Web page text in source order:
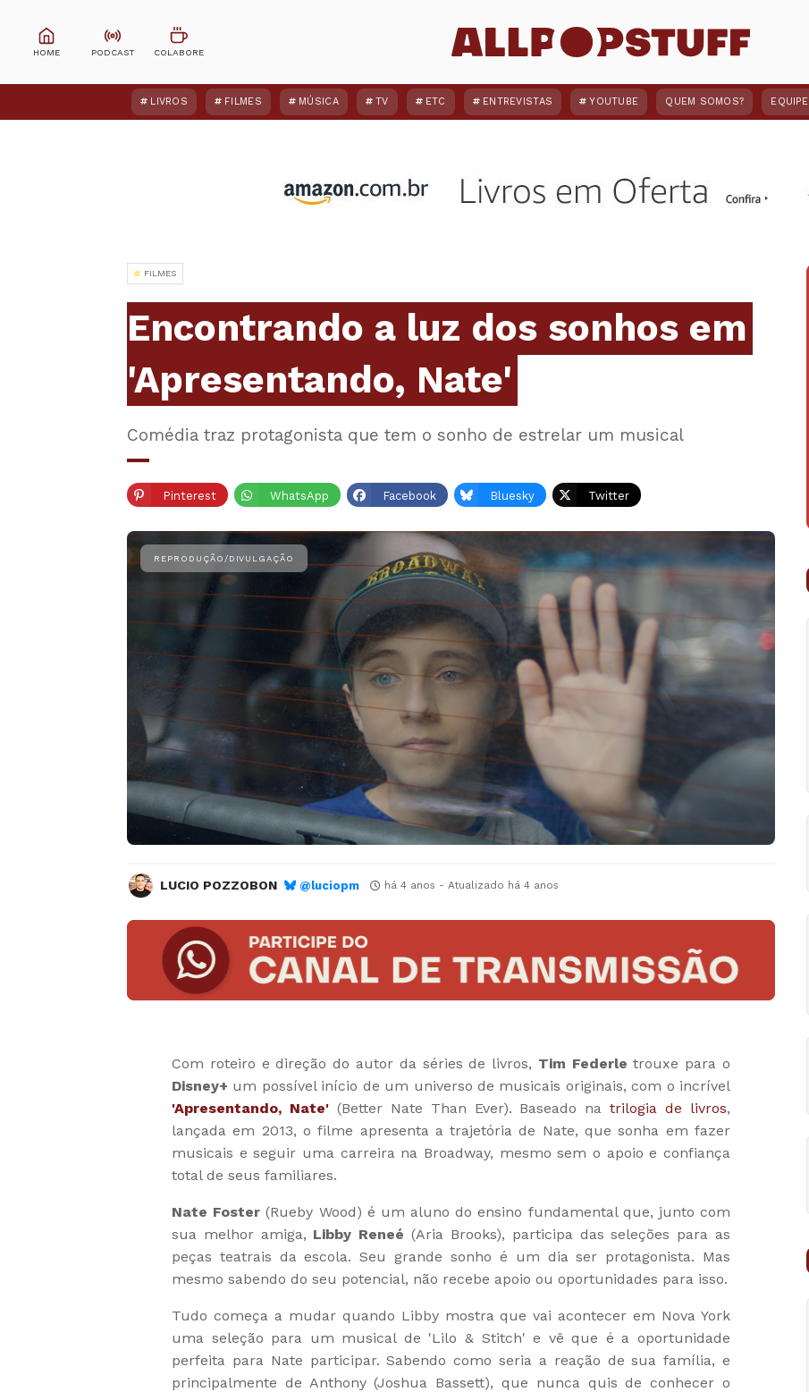
LIVROS FILMES MÚSICA TV ETC ENTREVISTAS YOUTUBE QUEM SOMOS? EQUIPE
FILMES
Encontrando a luz dos sonhos em
'Apresentando, Nate'
Comédia traz protagonista que tem o sonho de estrelar um musical
Pinterest WhatsApp Facebook Bluesky Twitter
LUCIO POZZOBON @luciopm há 4 anos - Atualizado há 4 anos
Com roteiro e direção do autor da séries de livros, Tim Federle trouxe para o
Disney+ um possível início de um universo de musicais originais, com o incrível
'Apresentando, Nate'(Better Nate Than Ever). Baseado natrilogia de livros,
lançada em 2013, o filme apresenta a trajetória de Nate, que sonha em fazer
musicais e seguir uma carreira na Broadway, mesmo sem o apoio e confiança
total de seus familiares.
Nate Foster (Rueby Wood) é um aluno do ensino fundamental que, junto com
sua melhor amiga, Libby Reneé (Aria Brooks), participa das seleções para as
peças teatrais da escola. Seu grande sonho é um dia ser protagonista. Mas
mesmo sabendo do seu potencial, não recebe apoio ou oportunidades para isso.
Tudo começa a mudar quando Libby mostra que vai acontecer em Nova York
uma seleção para um musical de 'Lilo & Stitch' e vê que é a oportunidade
perfeita para Nate participar. Sabendo como seria a reação de sua família, e
principalmente de Anthony (Joshua Bassett), que nunca quis de conhecer o